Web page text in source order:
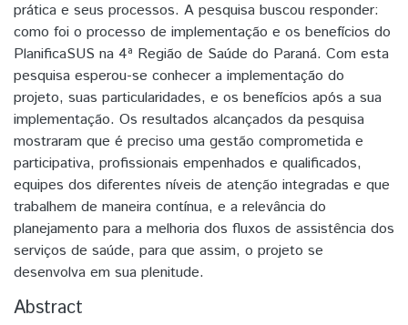
prática e seus processos. A pesquisa buscou responder:
como foi o processo de implementação e os benefícios do
PlanificaSUS na 4ª Região de Saúde do Paraná. Com esta
pesquisa esperou-se conhecer a implementação do
projeto, suas particularidades, e os benefícios após a sua
implementação. Os resultados alcançados da pesquisa
mostraram que é preciso uma gestão comprometida e
participativa, profissionais empenhados e qualificados,
equipes dos diferentes níveis de atenção integradas e que
trabalhem de maneira contínua, e a relevância do
planejamento para a melhoria dos fluxos de assistência dos
serviços de saúde, para que assim, o projeto se
desenvolva em sua plenitude.
Abstract